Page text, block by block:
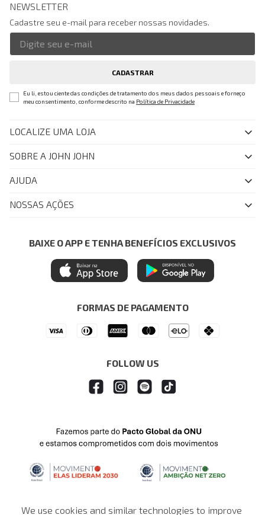
We use cookies and similar technologies to improve
NEWSLETTER
Cadastre seu e-mail para receber nossas novidades.
CADASTRAR
Eu li, estou ciente das condições de tratamento dos meus dados pessoais e forneço
meu consentimento, conforme descrito na Política de Privacidade
LOCALIZE UMA LOJA
SOBRE A JOHN JOHN
Quem Somos
John John Club
Painel de Privacidade
Central de Preferências
Ética e Sustentabilidade
AJUDA
FAQ
Regulamentos
Seja um Revendedor
NOSSAS AÇÕES
Azul Fidelidade
Mastercard
Itau Personnalite
BAIXE O APP E TENHA BENEFÍCIOS EXCLUSIVOS
FORMAS DE PAGAMENTO
FOLLOW US